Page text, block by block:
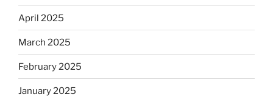
April 2025
March 2025
February 2025
January 2025